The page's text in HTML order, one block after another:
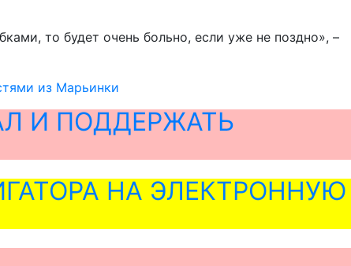
то будет очень больно, если уже не поздно», –
из Марьинки
И ПОДДЕРЖАТЬ
НА ЭЛЕКТРОННУЮ